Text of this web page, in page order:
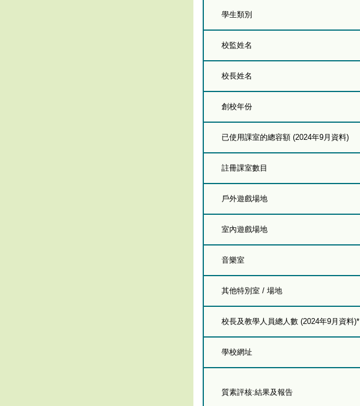
學生類別
校監姓名
校長姓名
創校年份
已使用課室的總容額 (2024年9月資料)
註冊課室數目
戶外遊戲場地
室內遊戲場地
音樂室
其他特別室 / 場地
校長及教學人員總人數 (2024年9月資料)*
學校網址
質素評核:結果及報告